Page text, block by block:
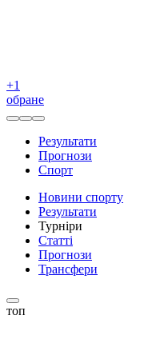
+1
обране
Результати
Прогнози
Спорт
Новини спорту
Результати
Турніри
Статті
Прогнози
Трансфери
топ